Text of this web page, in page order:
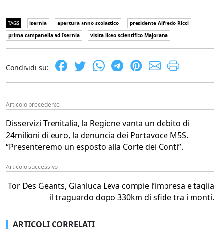
TAGS isernia apertura anno scolastico
presidente Alfredo Ricci
prima campanella ad Isernia
visita liceo scientifico Majorana
Condividi su:
Articolo precedente
Disservizi Trenitalia, la Regione vanta un debito di
24milioni di euro, la denuncia dei Portavoce M5S.
“Presenteremo un esposto alla Corte dei Conti”.
Articolo successivo
Tor Des Geants, Gianluca Leva compie l’impresa e taglia
il traguardo dopo 330km di sfide tra i monti.
ARTICOLI CORRELATI